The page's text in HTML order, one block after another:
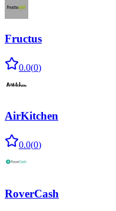
Fructus
0.0(0)
AirKitchen
0.0(0)
RoverCash